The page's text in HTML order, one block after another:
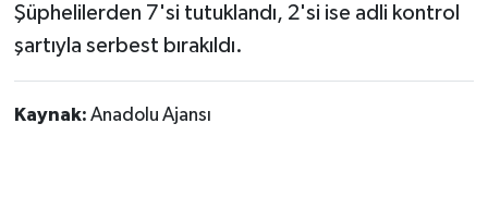
Şüphelilerden 7'si tutuklandı, 2'si ise adli kontrol
şartıyla serbest bırakıldı.
Kaynak: Anadolu Ajansı